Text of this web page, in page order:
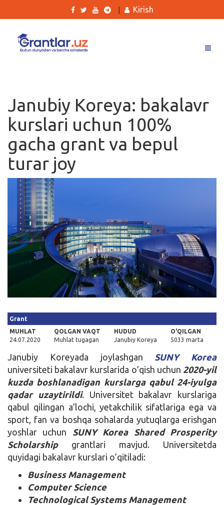
Ishlar
Kurslar
Blog
Yana
Qidirish
Kirish
Kirish
Janubiy Koreya: bakalavr
kurslari uchun 100%
gacha grant va bepul
turar joy
Grant
MUHLAT
24.07.2020
QOLGAN VAQT
Muhlat tugagan
HUDUD
Janubiy Koreya
O'QILGAN
5033 marta
Janubiy Koreyada joylashgan SUNY Korea
universiteti bakalavr kurslarida o’qish uchun 2020-yil
kuzda boshlanadigan kurslarga qabul 24-iyulga
qadar uzaytirildi. Universitet bakalavr kurslariga
qabul qilingan a’lochi, yetakchilik sifatlariga ega va
sport, fan va boshqa sohalarda yutuqlarga erishgan
yoshlar uchun SUNY Korea Shared Prosperity
Scholarshipgrantlari mavjud. Universitetda
quyidagi bakalavr kurslari o’qitiladi:
Business Management
Computer Science
Technological Systems Management